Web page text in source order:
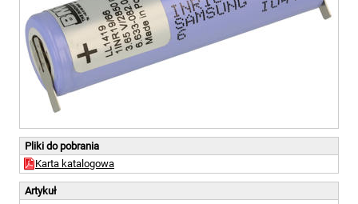
Pliki do pobrania
Karta katalogowa
Artykuł